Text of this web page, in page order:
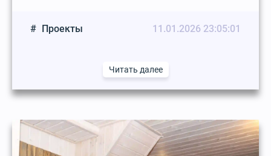
Проекты 11.01.2026 23:05:01
Читать далее